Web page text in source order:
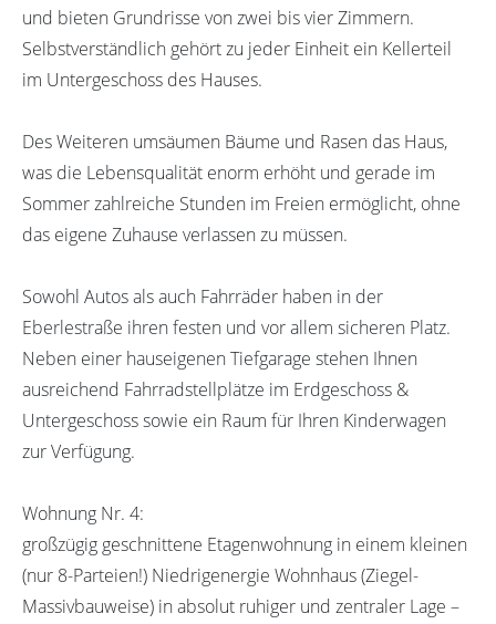
und bieten Grundrisse von zwei bis vier Zimmern.
Selbstverständlich gehört zu jeder Einheit ein Kellerteil
im Untergeschoss des Hauses.
Des Weiteren umsäumen Bäume und Rasen das Haus,
was die Lebensqualität enorm erhöht und gerade im
Sommer zahlreiche Stunden im Freien ermöglicht, ohne
das eigene Zuhause verlassen zu müssen.
Sowohl Autos als auch Fahrräder haben in der
Eberlestraße ihren festen und vor allem sicheren Platz.
Neben einer hauseigenen Tiefgarage stehen Ihnen
ausreichend Fahrradstellplätze im Erdgeschoss &
Untergeschoss sowie ein Raum für Ihren Kinderwagen
zur Verfügung.
Wohnung Nr. 4:
großzügig geschnittene Etagenwohnung in einem kleinen
(nur 8-Parteien!) Niedrigenergie Wohnhaus (Ziegel-
Massivbauweise) in absolut ruhiger und zentraler Lage –